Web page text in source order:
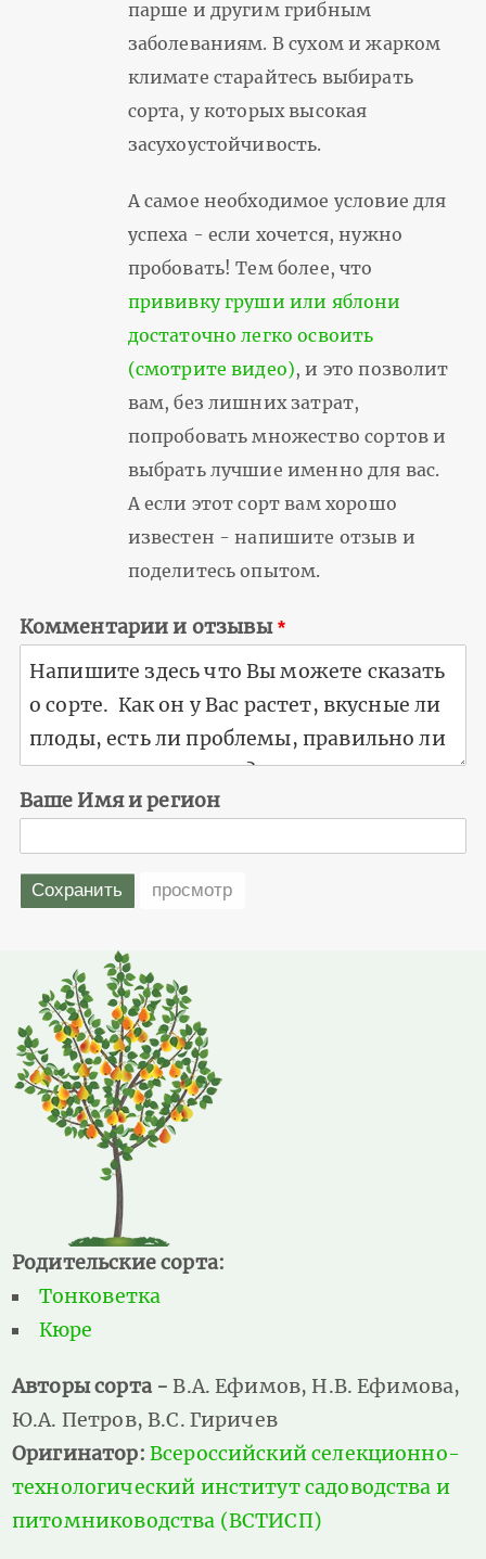
парше и другим грибным
заболеваниям. В сухом и жарком
климате старайтесь выбирать
сорта, у которых высокая
засухоустойчивость.
А самое необходимое условие для
успеха - если хочется, нужно
пробовать! Тем более, что
прививку груши или яблони
достаточно легко освоить
(смотрите видео), и это позволит
вам, без лишних затрат,
попробовать множество сортов и
выбрать лучшие именно для вас.
А если этот сорт вам хорошо
известен - напишите отзыв и
поделитесь опытом.
Комментарии и отзывы
Ваше Имя и регион
Родительские сорта:
Тонковетка
Кюре
Авторы сорта -В.А. Ефимов, Н.В. Ефимова,
Ю.А. Петров, В.С. Гиричев
Оригинатор: Всероссийский селекционно-
технологический институт садоводства и
питомниководства (ВСТИСП)